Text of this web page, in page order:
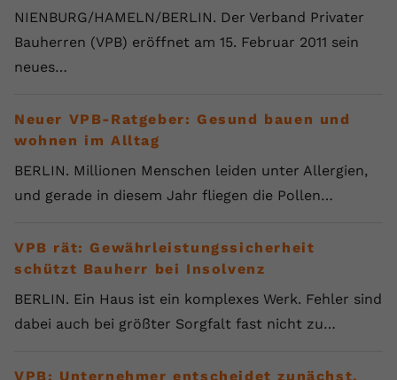
NIENBURG/HAMELN/BERLIN. Der Verband Privater
Bauherren (VPB) eröffnet am 15. Februar 2011 sein
neues…
Neuer VPB-Ratgeber: Gesund bauen und
wohnen im Alltag
BERLIN. Millionen Menschen leiden unter Allergien,
und gerade in diesem Jahr fliegen die Pollen…
VPB rät: Gewährleistungssicherheit
schützt Bauherr bei Insolvenz
BERLIN. Ein Haus ist ein komplexes Werk. Fehler sind
dabei auch bei größter Sorgfalt fast nicht zu…
VPB: Unternehmer entscheidet zunächst,